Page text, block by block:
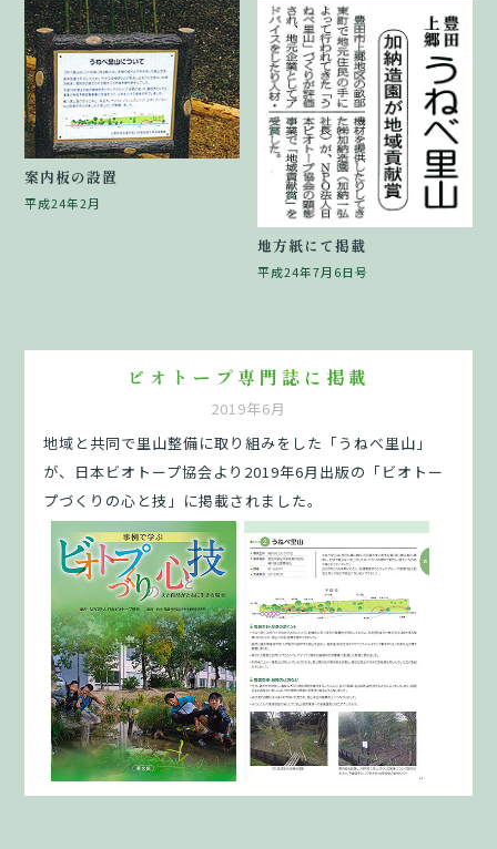
案内板の設置
平成24年2月
地方紙にて掲載
平成24年7月6日号
ビオトープ専門誌に掲載
2019年6月
地域と共同で里山整備に取り組みをした「うねべ里山」
が、日本ビオトープ協会より2019年6月出版の「ビオトー
プづくりの心と技」に掲載されました。